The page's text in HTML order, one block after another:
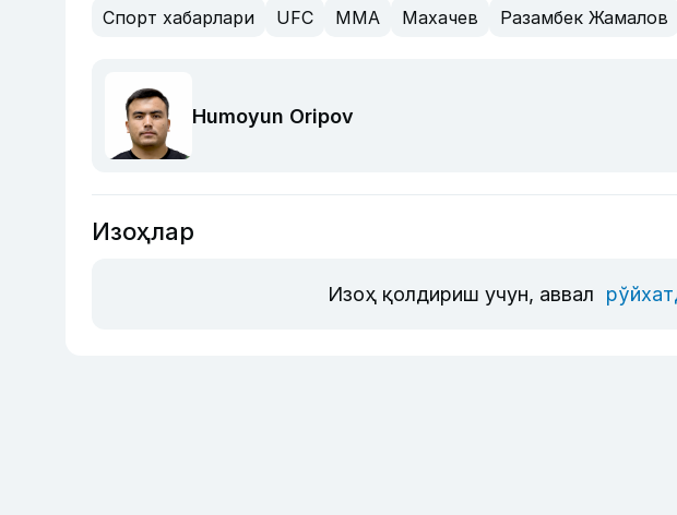
Спорт хабарлари UFC MMA Махачев Разамбек Жамалов
Humoyun Oripov
Изоҳлар
Изоҳ қолдириш учун, аввал